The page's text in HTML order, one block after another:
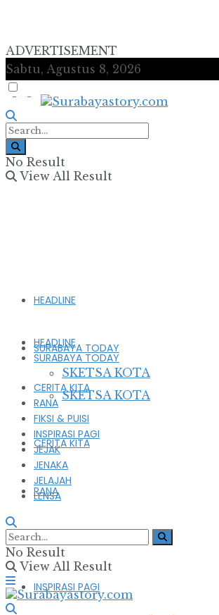
ADVERTISEMENT
Sabtu, Agustus 8, 2026
No Result
View All Result
HEADLINE
SURABAYA TODAY
SKETSA KOTA
CERITA KITA
RANA
FIKSI & PUISI
INSPIRASI PAGI
HEADLINE
SURABAYA TODAY
SKETSA KOTA
CERITA KITA
RANA
FIKSI & PUISI
INSPIRASI PAGI
JEJAK
JENAKA
JELAJAH
LENSA
No Result
View All Result